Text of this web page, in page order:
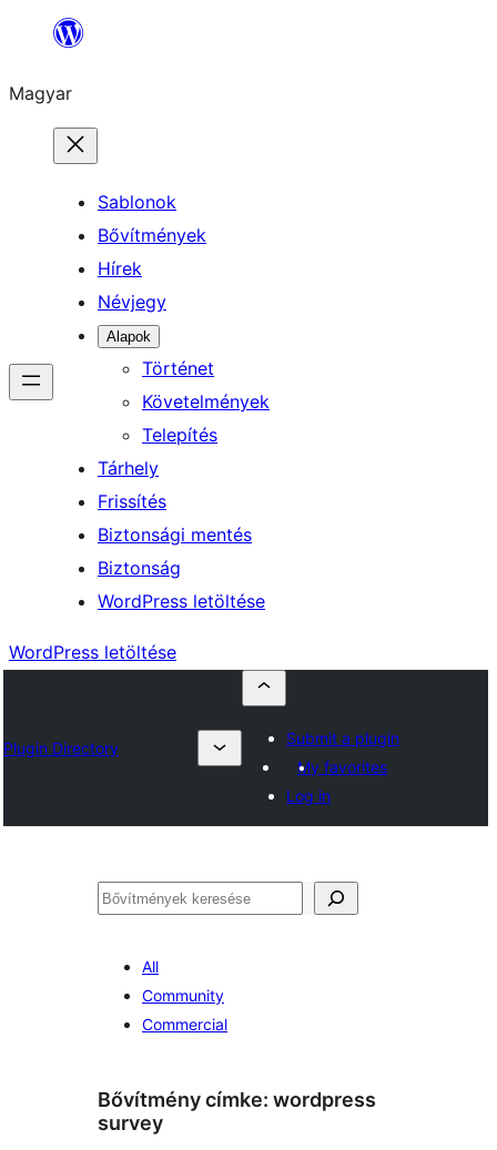
Ugrás
tartalomhoz
Magyar
Sablonok
Bővítmények
Hírek
Névjegy
Alapok
Történet
Követelmények
Telepítés
Tárhely
Frissítés
Biztonsági mentés
Biztonság
WordPress letöltése
WordPress letöltése
Plugin Directory
Submit a plugin
My favorites
Log in
Keresés
All
Community
Commercial
Bővítmény címke: wordpress
survey